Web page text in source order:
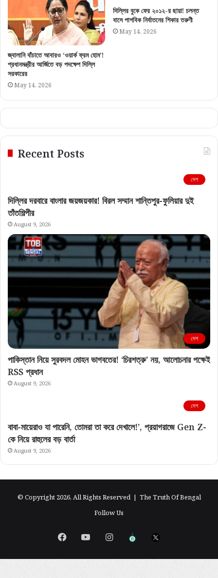
জ্বালানি বাঁচাতে আবারও ‘ওয়ার্ক ফ্রম হোম’!
প্রধানমন্ত্রীর আর্জিতে বড় পদক্ষেপ দিল্লি
সরকারের
May 14, 2026
দিল্লির বুকে ফের ২০১২-র ছায়া! চলন্ত
বাসে পাশবিক নির্যাতনের শিকার তরুণী
May 14, 2026
Recent Posts
দেশ
দিল্লির দরবারে বাংলার জয়জয়কার! বিরল সম্মান শান্তিপুর-ফুলিয়ার দুই
তাঁতশিল্পীর
August 9, 2026
দেশ
পাকিস্তান নিয়ে সুরবদল মোহন ভাগবতের! ‘চিরশত্রু’ নয়, আলোচনার পক্ষেই
RSS প্রধান
August 9, 2026
দেশ
বাবা-মায়েরাও যা পারেনি, তোমরা তা করে দেখালে!’, প্রয়াগরাজে Gen Z-
কে নিয়ে রাহুলের বড় বার্তা
August 9, 2026
© Copyright 2026, All Rights Reserved | The Truth Of Bengal
Follow Us
FacebookYouTubeInstagram
এগিয়ে
বাংলা